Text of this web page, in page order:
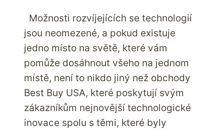
Možnosti rozvíjejících se technologií
jsou neomezené, a pokud existuje
jedno místo na světě, které vám
pomůže dosáhnout všeho na jednom
místě, není to nikdo jiný než obchody
Best Buy USA, které poskytují svým
zákazníkům nejnovější technologické
inovace spolu s těmi, které byly